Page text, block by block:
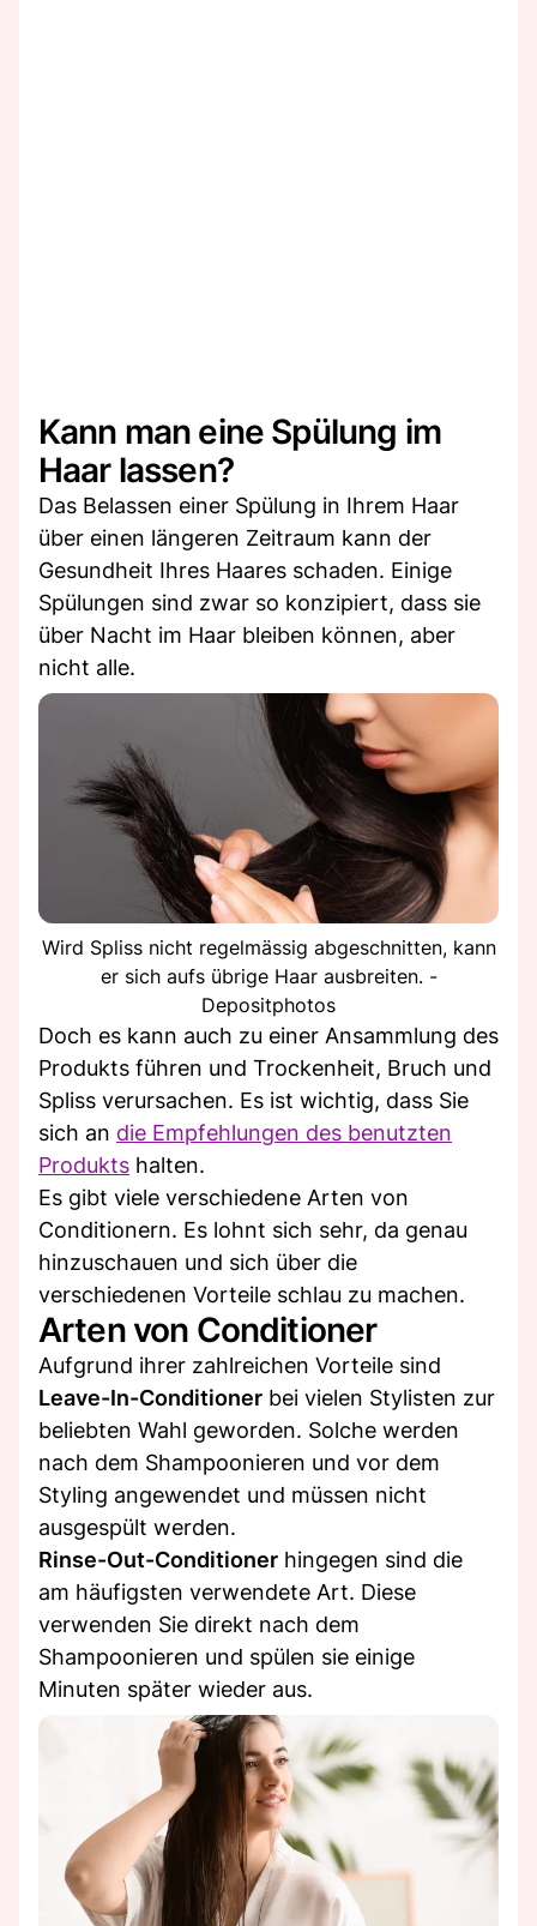
Kann man eine Spülung im
Haar lassen?
Das Belassen einer Spülung in Ihrem Haar
über einen längeren Zeitraum kann der
Gesundheit Ihres Haares schaden. Einige
Spülungen sind zwar so konzipiert, dass sie
über Nacht im Haar bleiben können, aber
nicht alle.
Wird Spliss nicht regelmässig abgeschnitten, kann
er sich aufs übrige Haar ausbreiten. -
Depositphotos
Doch es kann auch zu einer Ansammlung des
Produkts führen und Trockenheit, Bruch und
Spliss verursachen. Es ist wichtig, dass Sie
sich an die Empfehlungen des benutzten
Produkts halten.
Es gibt viele verschiedene Arten von
Conditionern. Es lohnt sich sehr, da genau
hinzuschauen und sich über die
verschiedenen Vorteile schlau zu machen.
Arten von Conditioner
Aufgrund ihrer zahlreichen Vorteile sind
Leave-In-Conditioner bei vielen Stylisten zur
beliebten Wahl geworden. Solche werden
nach dem Shampoonieren und vor dem
Styling angewendet und müssen nicht
ausgespült werden.
Rinse-Out-Conditioner hingegen sind die
am häufigsten verwendete Art. Diese
verwenden Sie direkt nach dem
Shampoonieren und spülen sie einige
Minuten später wieder aus.